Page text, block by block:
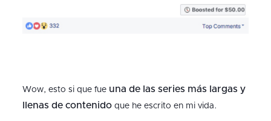
Wow, esto si que fue una de las series más largas y
llenas de contenidoque he escrito en mi vida.